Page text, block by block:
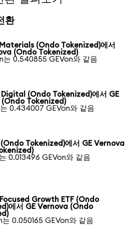
환
(Ondo Tokenized)에서
(Ondo Tokenized)
는 0.540855 GEVon와 같음
(Ondo Tokenized)에서 GE
Tokenized)
0.434007 GEVon와 같음
Tokenized)에서 GE Vernova
0.013496 GEVon와 같음
Growth ETF (Ondo
에서 GE Vernova (Ondo
는 0.050165 GEVon와 같음